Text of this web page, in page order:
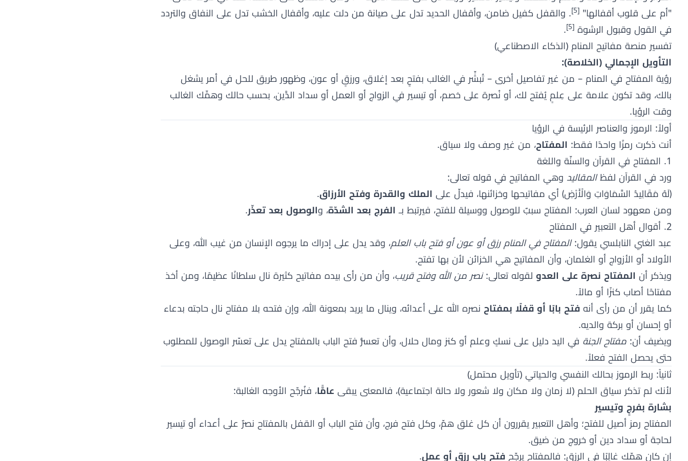
"أم على قلوب أقفالها" [5] . والقفل كفيل ضامن، وأقفال الحديد تدل على صيانة من دلت عليه، وأقفال الخشب تدل على النفاق والتردد
في القول وقبول الرشوة [5]
.
تفسير منصة مفاتيح المنام (الذكاء الاصطناعي)
التأويل الإجمالي (الخلاصة):
رؤية المفتاح في المنام – من غير تفاصيل أخرى – تُبشِّر في الغالب بفتحٍ بعد إغلاق، ورزقٍ أو عون، وظهور طريق للحل في أمر يشغل
بالك، وقد تكون علامة على عِلمٍ يُفتح لك، أو نُصرة على خصم، أو تيسير في الزواج أو العمل أو سداد الدَّين، بحسب حالك وهمِّك الغالب
وقت الرؤيا.
أولاً: الرموز والعناصر الرئيسة في الرؤيا
أنت ذكرت رمزًا واحدًا فقط: المفتاح، من غير وصف ولا سياق.
1. المفتاح في القرآن والسنّة واللغة
ورد في القرآن لفظالمقاليد وهي المفاتيح في قوله تعالى:
﴿لَهُ مَقَالِيدُ السَّمَاوَاتِ وَالْأَرْضِ﴾ أي مفاتيحها وخزائنها، فيدلّ على الملك والقدرة وفتح الأرزاق.
ومن معهود لسان العرب: المفتاح سببٌ للوصول ووسيلة للفتح، فيرتبط بـ الفرج بعد الشدّة، والوصول بعد تعذّر.
2. أقوال أهل التعبير في المفتاح
عبد الغني النابلسي يقول:المفتاح في المنام رزق أو عون أو فتح باب العلم، وقد يدل على إدراك ما يرجوه الإنسان من غيب الله، وعلى
الأولاد أو الأزواج أو الغلمان، وأن المفاتيح هي الخزائن لأن بها تفتح.
ويذكر أن المفتاح نصرة على العدو لقوله تعالى:نصر من الله وفتح قريب، وأن من رأى بيده مفاتيح كثيرة نال سلطانًا عظيمًا، ومن أخذ
مفتاحًا أصاب كنزًا أو مالاً.
كما يقرر أن من رأى أنه فتح بابًا أو قفلًا بمفتاح نصره الله على أعدائه، وينال ما يريد بمعونة الله، وإن فتحه بلا مفتاح نال حاجته بدعاء
أو إحسان أو بركة والديه.
ويضيف أن: مفتاح الجنة في اليد دليل على نسكٍ وعلم أو كنز ومال حلال، وأن تعسُّر فتح الباب بالمفتاح يدل على تعسّر الوصول للمطلوب
حتى يحصل الفتح فعلاً.
ثانياً: ربط الرموز بحالك النفسي والحياتي (تأويل محتمل)
لأنك لم تذكر سياق الحلم (لا زمان ولا مكان ولا شعور ولا حالة اجتماعية)، فالمعنى يبقى عامًّا، فنُرجّح الأوجه الغالبة:
بشارة بفرجٍ وتيسير
المفتاح رمز أصيل للفتح؛ وأهل التعبير يقررون أن كل غلق همّ، وكل فتح فرج، وأن فتح الباب أو القفل بالمفتاح نصرٌ على أعداء أو تيسير
لحاجة أو سداد دين أو خروج من ضيق.
إن كان همّك غالِبًا في الرزق: فالمفتاح يرجّح فتح باب رزق أو عمل.